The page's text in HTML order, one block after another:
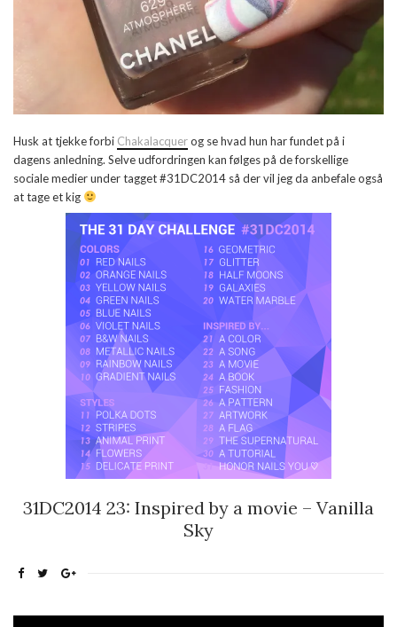
Husk at tjekke forbi Chakalacquerog se hvad hun har fundet på i
dagens anledning. Selve udfordringen kan følges på de forskellige
sociale medier under tagget #31DC2014 så der vil jeg da anbefale også
at tage et kig
31DC2014 23: Inspired by a movie – Vanilla
Sky